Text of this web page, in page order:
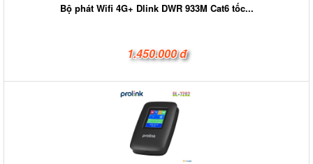
Bộ phát Wifi 4G+ Dlink DWR 933M Cat6 tốc...
1.450.000 đ